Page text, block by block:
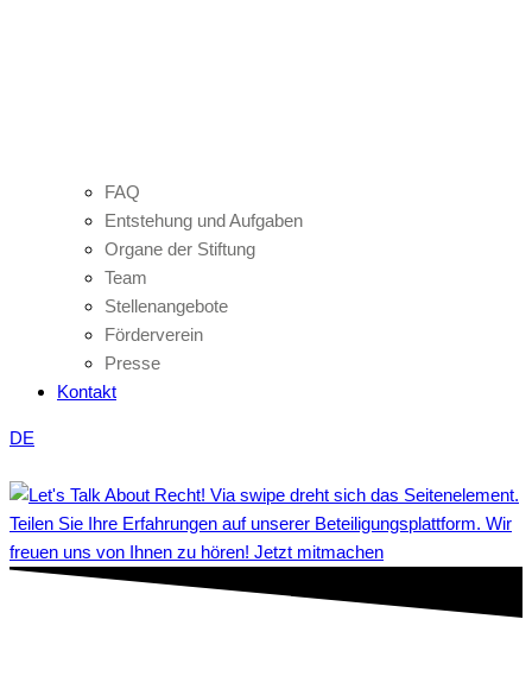
FAQ
Entstehung und Aufgaben
Organe der Stiftung
Team
Stellenangebote
Förderverein
Presse
Kontakt
DE
Teilen Sie Ihre Erfahrungen auf unserer Beteiligungsplattform. Wir
freuen uns von Ihnen zu hören! Jetzt mitmachen